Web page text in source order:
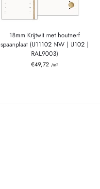
18mm Krijtwit met houtnerf
spaanplaat (U11102 NW | U102 |
RAL9003)
€49,72 /m²